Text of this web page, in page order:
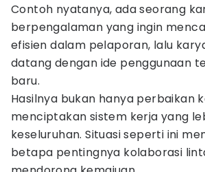
Contoh nyatanya, ada seorang
berpengalaman yang ingin
efisien dalam pelaporan, lalu
datang dengan ide penggunaan
baru.
Hasilnya bukan hanya perbaikan
menciptakan sistem kerja yang
keseluruhan. Situasi seperti ini
betapa pentingnya kolaborasi